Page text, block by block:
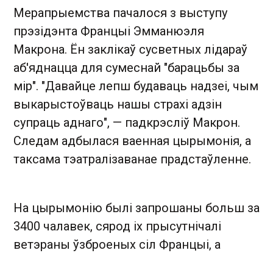
Мерапрыемства пачалося з выступу
прэзідэнта Францыі Эмманюэля
Макрона. Ён заклікаў сусветных лідараў
аб'яднацца для сумеснай "барацьбы за
мір". "Давайце лепш будаваць надзеі, чым
выкарыстоўваць нашы страхі адзін
супраць аднаго", — падкрэсліў Макрон.
Следам адбылася ваенная цырымонія, а
таксама тэатралізаванае прадстаўленне.
На цырымонію былі запрошаны больш за
3400 чалавек, сярод іх прысутнічалі
ветэраны ўзброеных сіл Францыі, а